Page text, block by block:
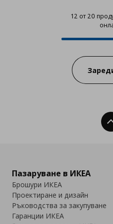
12 от 20
Progress:
Пазаруване в ИКЕА
Брошури ИКЕА
Проектиране и дизайн
Ръководства за закупуване
Гаранции ИКЕА